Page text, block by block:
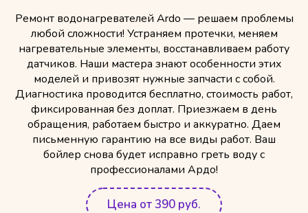
Ремонт водонагревателей Ardo — решаем проблемы
любой сложности! Устраняем протечки, меняем
нагревательные элементы, восстанавливаем работу
датчиков. Наши мастера знают особенности этих
моделей и привозят нужные запчасти с собой.
Диагностика проводится бесплатно, стоимость работ,
фиксированная без доплат. Приезжаем в день
обращения, работаем быстро и аккуратно. Даем
письменную гарантию на все виды работ. Ваш
бойлер снова будет исправно греть воду с
профессионалами Ардо!
Цена от 390 руб.